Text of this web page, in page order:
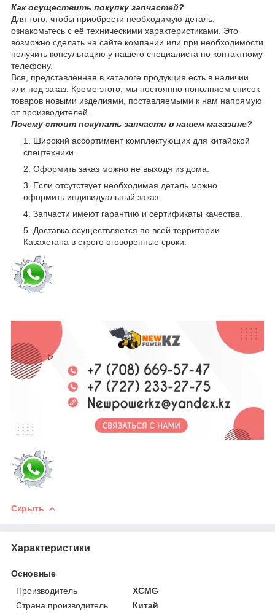
Как осуществить покупку запчастей?
Для того, чтобы приобрести необходимую деталь,
ознакомьтесь с её техническими характеристиками. Это
возможно сделать на сайте компании или при необходимости
получить консультацию у нашего специалиста по контактному
телефону.
Вся, представленная в каталоге продукция есть в наличии
или под заказ. Кроме этого, мы постоянно пополняем список
товаров новыми изделиями, поставляемыми к нам напрямую
от производителей.
Почему стоит покупать запчасти в нашем магазине?
Широкий ассортимент комплектующих для китайской
спецтехники.
Оформить заказ можно не выходя из дома.
Если отсутствует необходимая деталь можно
оформить индивидуальный заказ.
Запчасти имеют гарантию и сертификаты качества.
Доставка осуществляется по всей территории
Казахстана в строго оговоренные сроки.
Скрыть
Характеристики
Основные
Производитель
XCMG
Страна производитель
Китай